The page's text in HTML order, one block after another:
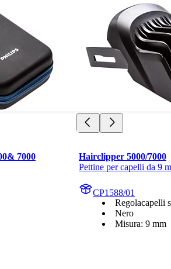
7000
Hairclipper 5000/7000
Pettine per capelli da 9
CP1588/01
Regolacapelli
Nero
Misura: 9 mm